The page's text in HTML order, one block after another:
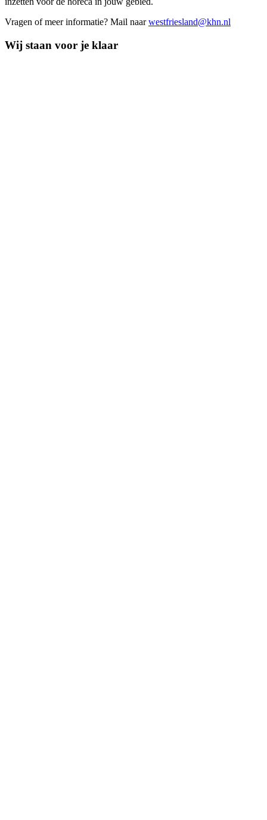
Vragen of meer informatie? Mail naarwestfriesland@khn.nl
Wij staan voor je klaar